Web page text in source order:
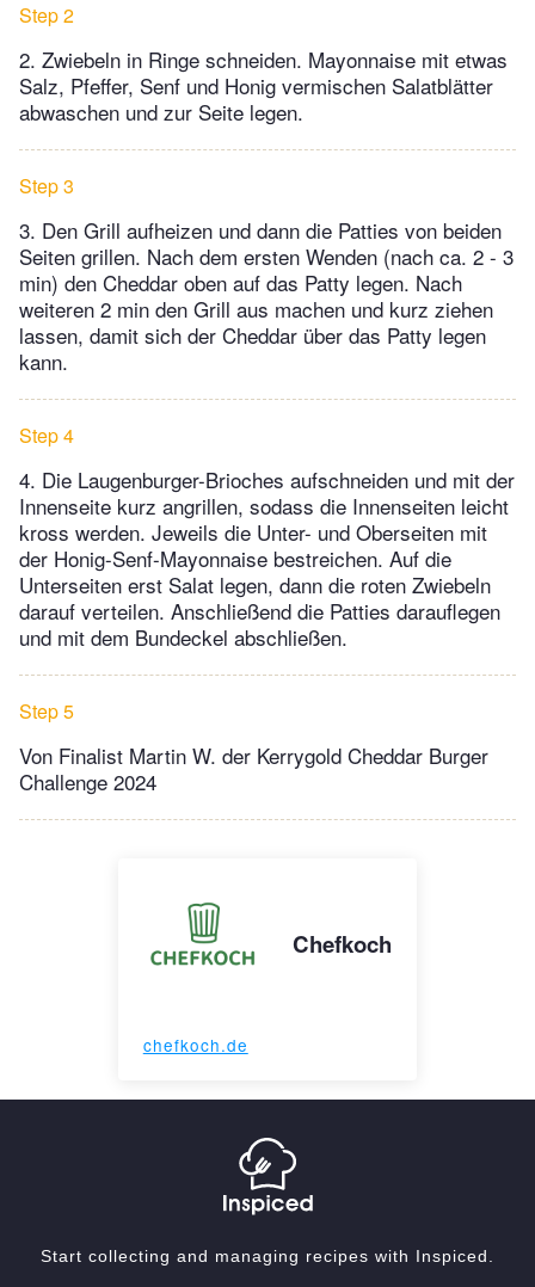
Step 2
2. Zwiebeln in Ringe schneiden. Mayonnaise mit etwas
Salz, Pfeffer, Senf und Honig vermischen Salatblätter
abwaschen und zur Seite legen.
Step 3
3. Den Grill aufheizen und dann die Patties von beiden
Seiten grillen. Nach dem ersten Wenden (nach ca. 2 - 3
min) den Cheddar oben auf das Patty legen. Nach
weiteren 2 min den Grill aus machen und kurz ziehen
lassen, damit sich der Cheddar über das Patty legen
kann.
Step 4
4. Die Laugenburger-Brioches aufschneiden und mit der
Innenseite kurz angrillen, sodass die Innenseiten leicht
kross werden. Jeweils die Unter- und Oberseiten mit
der Honig-Senf-Mayonnaise bestreichen. Auf die
Unterseiten erst Salat legen, dann die roten Zwiebeln
darauf verteilen. Anschließend die Patties darauflegen
und mit dem Bundeckel abschließen.
Step 5
Von Finalist Martin W. der Kerrygold Cheddar Burger
Challenge 2024
Chefkoch
chefkoch.de
Start collecting and managing recipes with Inspiced.